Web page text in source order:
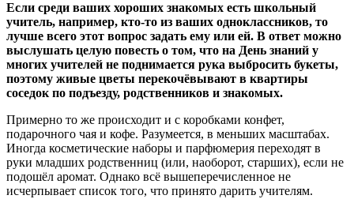
Если среди ваших хороших знакомых есть школьный
учитель, например, кто-то из ваших одноклассников, то
лучше всего этот вопрос задать ему или ей. В ответ можно
выслушать целую повесть о том, что на День знаний у
многих учителей не поднимается рука выбросить букеты,
поэтому живые цветы перекочёвывают в квартиры
соседок по подъезду, родственников и знакомых.
Примерно то же происходит и с коробками конфет,
подарочного чая и кофе. Разумеется, в меньших масштабах.
Иногда косметические наборы и парфюмерия переходят в
руки младших родственниц (или, наоборот, старших), если не
подошёл аромат. Однако всё вышеперечисленное не
исчерпывает список того, что принято дарить учителям.